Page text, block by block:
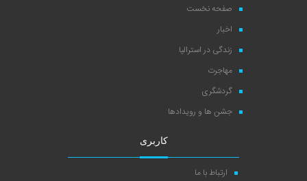
صفحه نخست
اخبار
زندگی در استرالیا
مهاجرت
گردشگری
جشن ها و رویدادها
کاربری
ارتباط با ما